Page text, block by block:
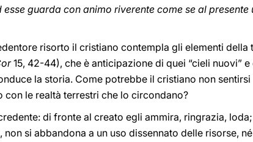
esse guarda con animo riverente come se al
risorto il cristiano contempla gli elementi della
15, 42-44), che è anticipazione di quei “cieli nuovi”
la storia. Come potrebbe il cristiano non
le realtà terrestri che lo circondano?
di fronte al creato egli ammira, ringrazia,
non si abbandona a un uso dissennato delle risorse,